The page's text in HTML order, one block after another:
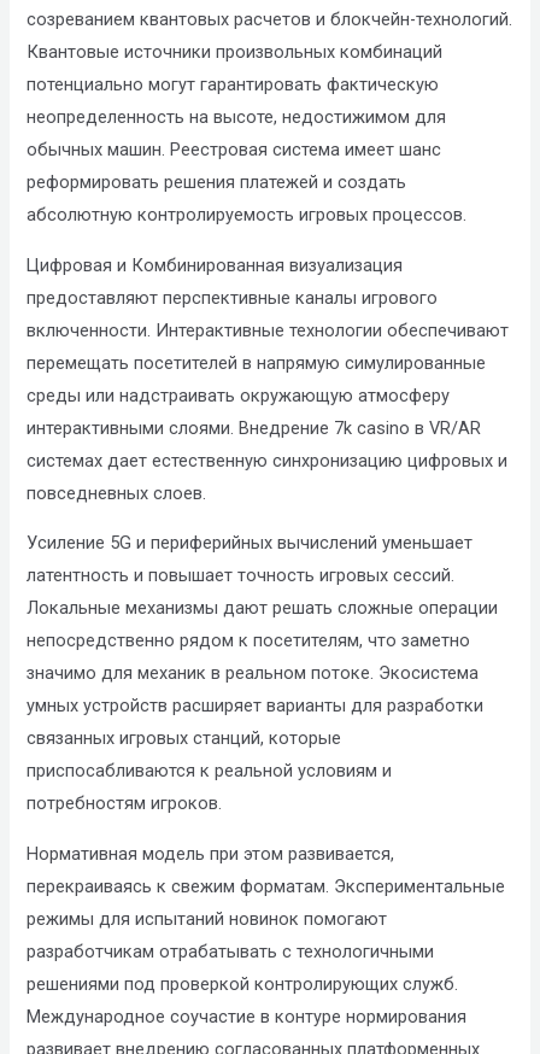
созреванием квантовых расчетов и блокчейн-технологий.
Квантовые источники произвольных комбинаций
потенциально могут гарантировать фактическую
неопределенность на высоте, недостижимом для
обычных машин. Реестровая система имеет шанс
реформировать решения платежей и создать
абсолютную контролируемость игровых процессов.
Цифровая и Комбинированная визуализация
предоставляют перспективные каналы игрового
включенности. Интерактивные технологии обеспечивают
перемещать посетителей в напрямую симулированные
среды или надстраивать окружающую атмосферу
интерактивными слоями. Внедрение 7k casino в VR/AR
системах дает естественную синхронизацию цифровых и
повседневных слоев.
Усиление 5G и периферийных вычислений уменьшает
латентность и повышает точность игровых сессий.
Локальные механизмы дают решать сложные операции
непосредственно рядом к посетителям, что заметно
значимо для механик в реальном потоке. Экосистема
умных устройств расширяет варианты для разработки
связанных игровых станций, которые
приспосабливаются к реальной условиям и
потребностям игроков.
Нормативная модель при этом развивается,
перекраиваясь к свежим форматам. Экспериментальные
режимы для испытаний новинок помогают
разработчикам отрабатывать с технологичными
решениями под проверкой контролирующих служб.
Международное соучастие в контуре нормирования
развивает внедрению согласованных платформенных